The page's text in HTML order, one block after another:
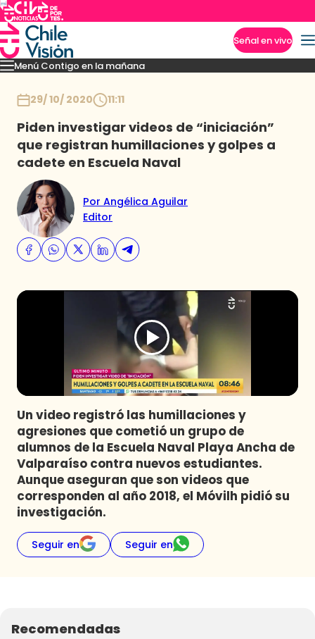
Señal en vivo
Menú Contigo en la mañana
MomentosReportajesDenunciasPolicialPolíticaEspectáculo
29/ 10/ 2020 11:11
Piden investigar videos de “iniciación”
que registran humillaciones y golpes a
cadete en Escuela Naval
Por Angélica Aguilar
Editor
Un video registró las humillaciones y
agresiones que cometió un grupo de
alumnos de la Escuela Naval Playa Ancha de
Valparaíso contra nuevos estudiantes.
Aunque aseguran que son videos que
corresponden al año 2018, el Móvilh pidió su
investigación.
Seguir en Seguir en
Recomendadas
Imperdibles
Programas
Club De La Comedia
Contigo en Directo
Plan Perfecto
El Tiempo
Sabingo
Todos Los Programas